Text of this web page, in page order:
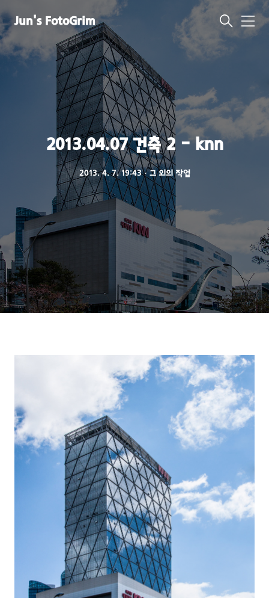
Jun's FotoGrim
메
뉴
2013.04.07 건축 2 - knn
2013. 4. 7. 19:43ㆍ그 외의 작업